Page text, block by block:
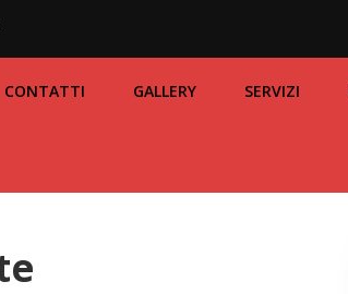
CONTATTI GALLERY SERVIZI